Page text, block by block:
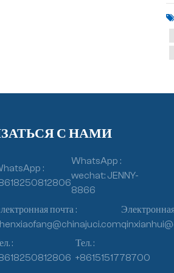
С НАМИ
:
WhatsApp :
wechat: JENNY-
8866
почта :
:
Тел. :
+8615151778700